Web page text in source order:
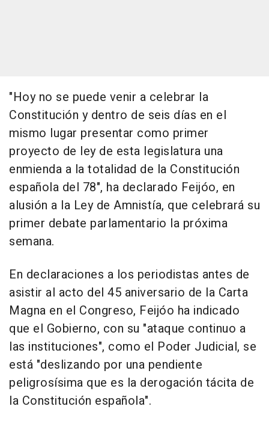
"Hoy no se puede venir a celebrar la
Constitución y dentro de seis días en el
mismo lugar presentar como primer
proyecto de ley de esta legislatura una
enmienda a la totalidad de la Constitución
española del 78", ha declarado Feijóo, en
alusión a la Ley de Amnistía, que celebrará su
primer debate parlamentario la próxima
semana.
En declaraciones a los periodistas antes de
asistir al acto del 45 aniversario de la Carta
Magna en el Congreso, Feijóo ha indicado
que el Gobierno, con su "ataque continuo a
las instituciones", como el Poder Judicial, se
está "deslizando por una pendiente
peligrosísima que es la derogación tácita de
la Constitución española".